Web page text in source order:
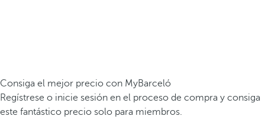
Consiga el mejor precio con MyBarceló
Regístrese o inicie sesión en el proceso de compra y consiga
este fantástico precio solo para miembros.